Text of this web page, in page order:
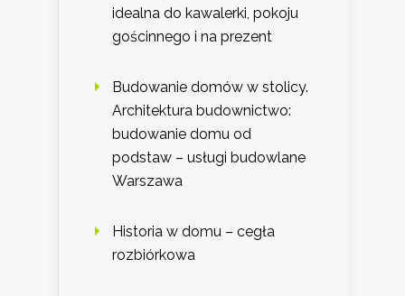
idealna do kawalerki, pokoju
gościnnego i na prezent
Budowanie domów w stolicy.
Architektura budownictwo:
budowanie domu od
podstaw – usługi budowlane
Warszawa
Historia w domu – cegła
rozbiórkowa